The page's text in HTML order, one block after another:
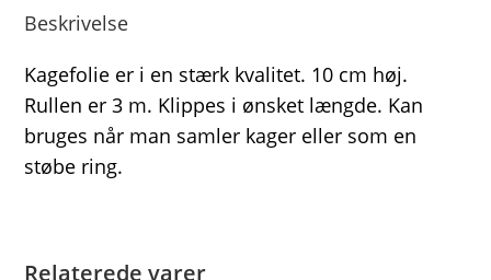
Beskrivelse
Kagefolie er i en stærk kvalitet. 10 cm høj.
Rullen er 3 m. Klippes i ønsket længde. Kan
bruges når man samler kager eller som en
støbe ring.
Relaterede varer